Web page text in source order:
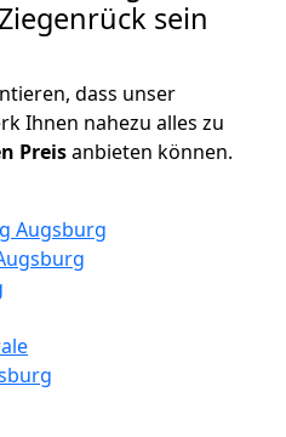
sein
dass unser
Ihnen nahezu alles zu
Preisanbieten können.
Augsburg